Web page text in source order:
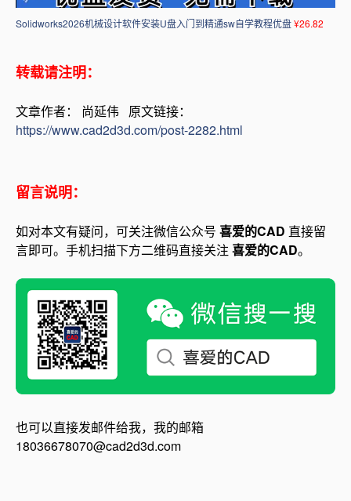
Solidworks2026机械设计软件安装U盘入门到精通sw自学教程优盘¥26.82
转载请注明：
文章作者： 尚延伟 原文链接：
https://www.cad2d3d.com/post-2282.html
留言说明：
如对本文有疑问，可关注微信公众号 喜爱的CAD 直接留
言即可。手机扫描下方二维码直接关注 喜爱的CAD。
也可以直接发邮件给我，我的邮箱
18036678070@cad2d3d.com